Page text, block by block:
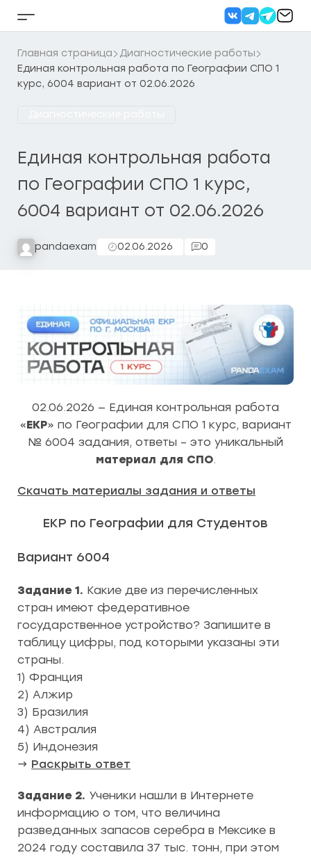
Кнопка
бокового
меню
Главная страница
Диагностические работы
Единая контрольная работа по Географии СПО 1
курс, 6004 вариант от 02.06.2026
Единая контрольная работа
по Географии СПО 1 курс,
6004 вариант от 02.06.2026
pandaexam 02.06.2026 0
02.06.2026 — Единая контрольная работа
«ЕКР» по Географии для СПО 1 курс, вариант
№ 6004 задания, ответы – это уникальный
материал для СПО.
Скачать материалы задания и ответы
ЕКР по Географии для Студентов
Вариант 6004
Задание 1. Какие две из перечисленных
стран имеют федеративное
государственное устройство? Запишите в
таблицу цифры, под которыми указаны эти
страны.
1) Франция
2) Алжир
3) Бразилия
4) Австралия
5) Индонезия
→ Раскрыть ответ
Задание 2. Ученики нашли в Интернете
информацию о том, что величина
разведанных запасов серебра в Мексике в
2024 году составила 37 тыс. тонн, при этом